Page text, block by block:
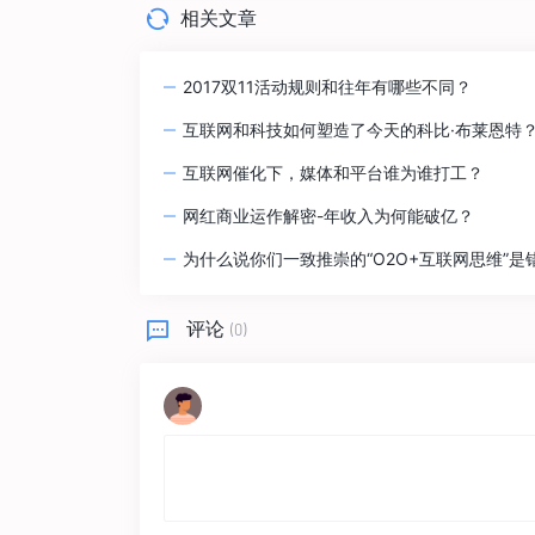
相关文章
2017双11活动规则和往年有哪些不同？
互联网和科技如何塑造了今天的科比·布莱恩特？
互联网催化下，媒体和平台谁为谁打工？
网红商业运作解密-年收入为何能破亿？
为什么说你们一致推崇的“O2O+互联网思维”是
评论 (0)